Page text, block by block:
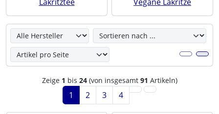
Hier können Sie die nachfolgenden Artikel umsortieren
Zeige 1 bis 24(von insgesamt 91 Artikeln)
1 2 3 4